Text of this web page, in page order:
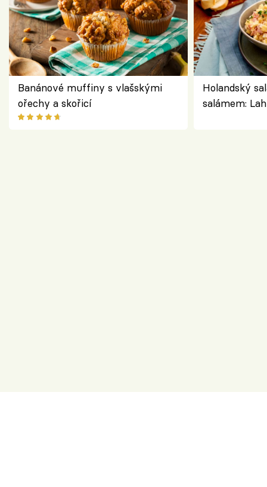
Banánové muffiny s vlašskými
ořechy a skořicí
Holandský
salámem: